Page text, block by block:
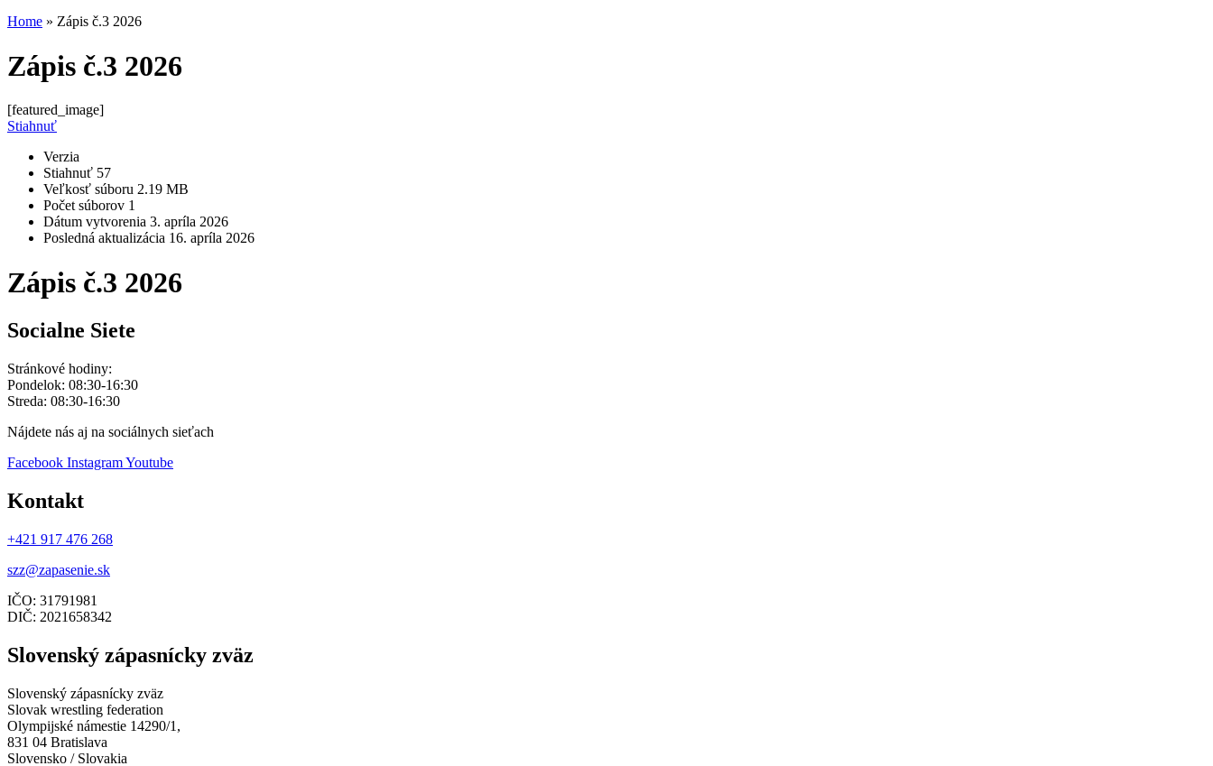
Home » Zápis č.3 2026
Zápis č.3 2026
[featured_image]
Stiahnuť
Verzia
Stiahnuť 57
Veľkosť súboru 2.19 MB
Počet súborov 1
Dátum vytvorenia 3. apríla 2026
Posledná aktualizácia 16. apríla 2026
Zápis č.3 2026
Socialne Siete
Stránkové hodiny:
Pondelok: 08:30-16:30
Streda: 08:30-16:30
Nájdete nás aj na sociálnych sieťach
Facebook InstagramYoutube
Kontakt
+421 917 476 268
szz@zapasenie.sk
IČO: 31791981
DIČ: 2021658342
Slovenský zápasnícky zväz
Slovenský zápasnícky zväz
Slovak wrestling federation
Olympijské námestie 14290/1,
831 04 Bratislava
Slovensko / Slovakia